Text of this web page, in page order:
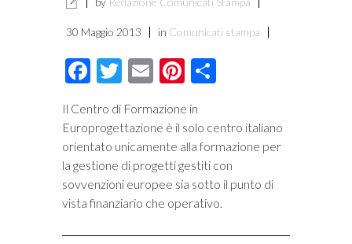
30 Maggio 2013 in Comunicati stampa
Facebook
Twitter
EmailPinterest
Il Centro di Formazione in
Europrogettazione è il solo centro italiano
orientato unicamente alla formazione per
la gestione di progetti gestiti con
sovvenzioni europee sia sotto il punto di
vista finanziario che operativo.